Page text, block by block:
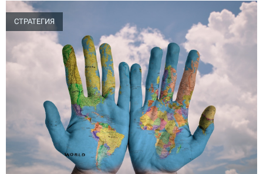
СТРАТЕГИЯ